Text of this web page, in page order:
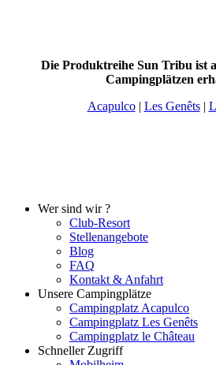
Die Produktreihe Sun Tribu ist
Campingplätzen
Acapulco| Les Genêts|
Wer sind wir ?
Club-Resort
Stellenangebote
Blog
FAQ
Kontakt & Anfahrt
Unsere Campingplätze
Campingplatz Acapulco
Campingplatz Les Genêts
Campingplatz le Château
Schneller Zugriff